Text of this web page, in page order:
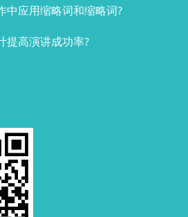
中应用缩略词和缩略词?
提高演讲成功率?